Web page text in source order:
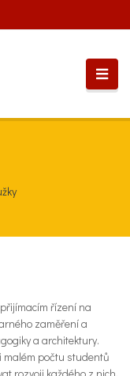
řízení na
zaměření a
a architektury.
malém počtu studentů
rozvoji každého z nich.